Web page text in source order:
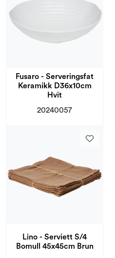
Fusaro - Serveringsfat
Keramikk D36x10cm
Hvit
20240057
Lino - Serviett S/4
Bomull 45x45cm Brun